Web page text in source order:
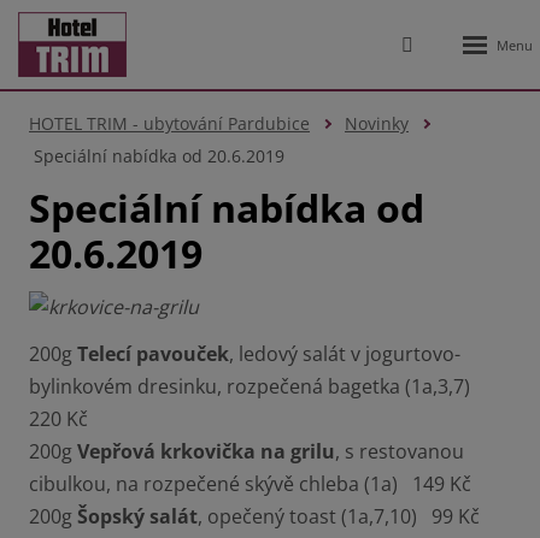
Vyhledávání
HOTEL TRIM - ubytování Pardubice
Novinky
Speciální nabídka od 20.6.2019
Speciální nabídka od
20.6.2019
200gTelecí pavouček, ledový salát v jogurtovo-
bylinkovém dresinku, rozpečená bagetka (1a,3,7)
220 Kč
200gVepřová krkovička na grilu, s restovanou
cibulkou, na rozpečené skývě chleba (1a) 149 Kč
200g Šopský salát, opečený toast (1a,7,10) 99 Kč